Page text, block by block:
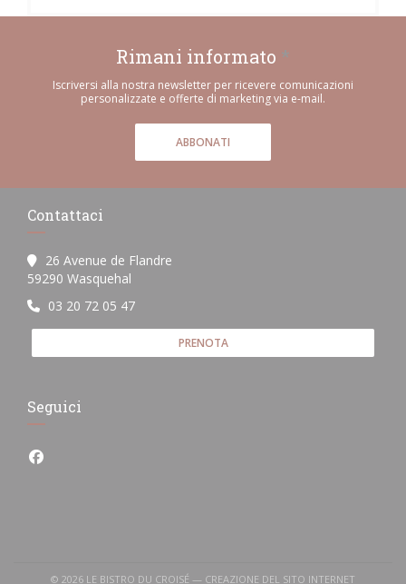
Rimani informato *
Iscriversi alla nostra newsletter per ricevere comunicazioni
personalizzate e offerte di marketing via e-mail.
ABBONATI
Contattaci
26 Avenue de Flandre
59290 Wasquehal
03 20 72 05 47
PRENOTA
Seguici
Facebook ((apre una nuova finestra))
© 2026 LE BISTRO DU CROISÉ — CREAZIONE DEL SITO INTERNET